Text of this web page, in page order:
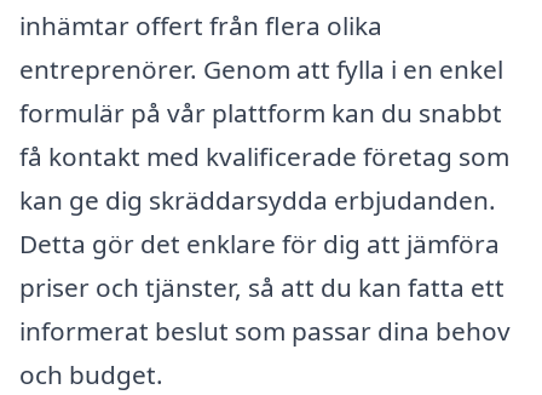
inhämtar offert från flera olika
entreprenörer. Genom att fylla i en enkel
formulär på vår plattform kan du snabbt
få kontakt med kvalificerade företag som
kan ge dig skräddarsydda erbjudanden.
Detta gör det enklare för dig att jämföra
priser och tjänster, så att du kan fatta ett
informerat beslut som passar dina behov
och budget.